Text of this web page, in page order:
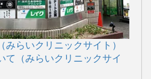
らいクリニックサイト）
て（みらいクリニックサイ